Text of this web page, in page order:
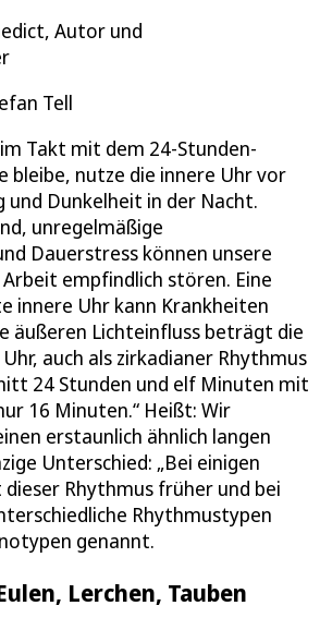
Autor und
Tell
Takt mit dem 24-Stunden-
bleibe, nutze die innere Uhr vor
und Dunkelheit in der Nacht.
unregelmäßige
Dauerstress können unsere
empfindlich stören. Eine
innere Uhr kann Krankheiten
äußeren Lichteinfluss beträgt die
auch als zirkadianer Rhythmus
24 Stunden und elf Minuten mit
16 Minuten.“ Heißt: Wir
erstaunlich ähnlich langen
Unterschied: „Bei einigen
Rhythmus früher und bei
Rhythmustypen
genannt.
Lerchen, Tauben